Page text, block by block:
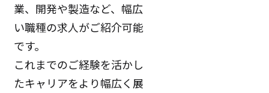
業、開発や製造など、幅広
い職種の求人がご紹介可能
です。
これまでのご経験を活かし
たキャリアをより幅広く展